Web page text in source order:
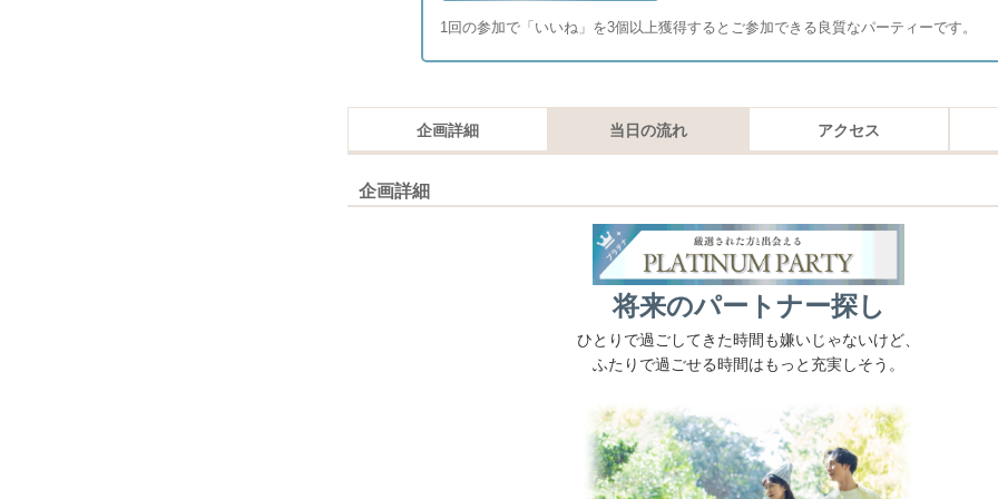
1回の参加で「いいね」を3個以上獲得するとご参加できる良質なパーティーです。
企画詳細 当日の流れ アクセス
企画詳細
将来のパートナー探し
ひとりで過ごしてきた時間も嫌いじゃないけど、
ふたりで過ごせる時間はもっと充実しそう。